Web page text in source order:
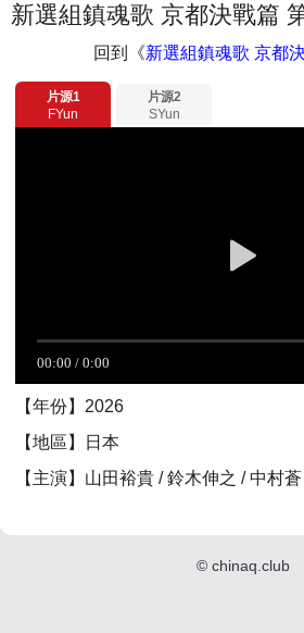
新選組鎮魂歌 京都決戰篇
回到《新選組鎮魂歌 京都
片源1
FYun
片源2
SYun
【年份】2026
【地區】日本
【主演】山田裕貴 / 鈴木伸之 / 中村蒼
© chinaq.club